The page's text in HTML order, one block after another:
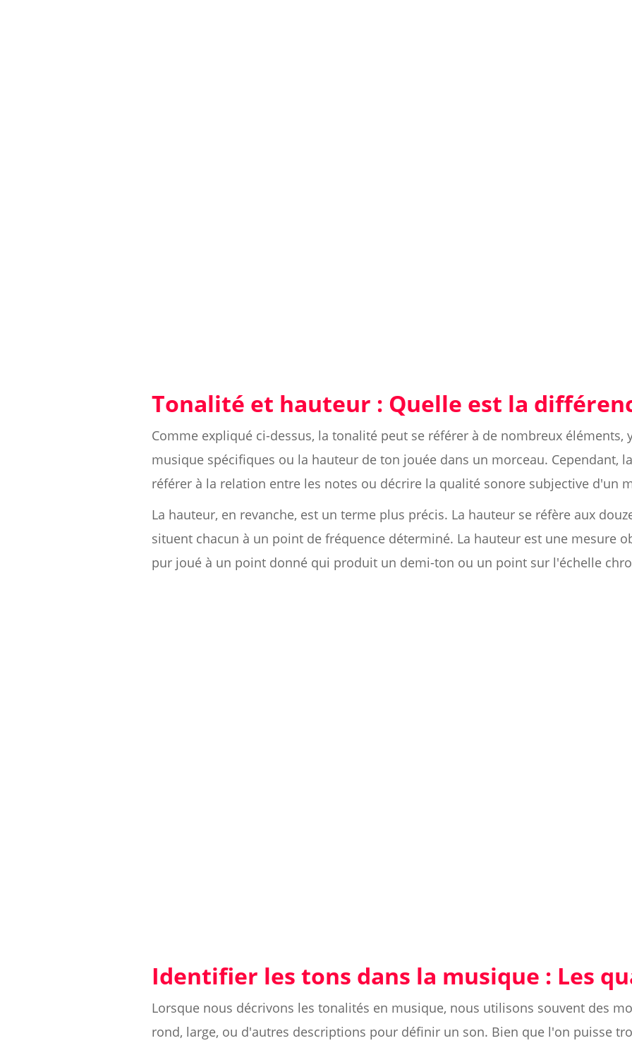
Tonalité et hauteur : Quelle est la
Comme expliqué ci-dessus, la tonalité peut se référer à de nombreux éléments,
musique spécifiques ou la hauteur de ton jouée dans un morceau. Cependant,
référer à la relation entre les notes ou décrire la qualité sonore subjective d'un
La hauteur, en revanche, est un terme plus précis. La hauteur se réfère aux
situent chacun à un point de fréquence déterminé. La hauteur est une mesure
pur joué à un point donné qui produit un demi-ton ou un point sur l'échelle
Identifier les tons dans la musique : Les
Lorsque nous décrivons les tonalités en musique, nous utilisons souvent des
rond, large, ou d'autres descriptions pour définir un son. Bien que l'on puisse